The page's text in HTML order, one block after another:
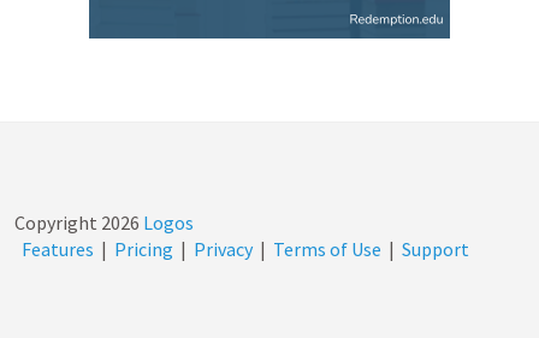
Copyright 2026 Logos
Features | Pricing | Privacy | Terms of Use | Support